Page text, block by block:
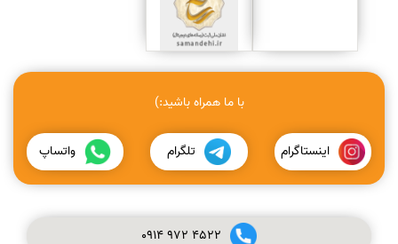
با ما همراه باشید:)
اینستاگرام تلگرام واتساپ
0914972 4522